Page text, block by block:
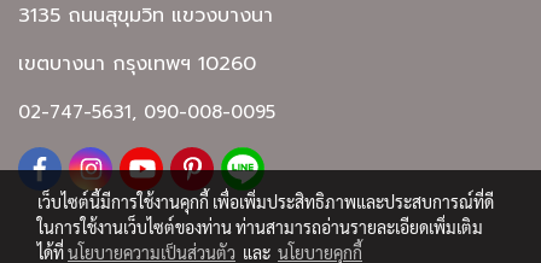
3135 ถนนสุขุมวิท แขวงบางนา
เขตบางนา กรุงเทพฯ 10260
02-747-5631, 090-008-0095
เว็บไซต์นี้มีการใช้งานคุกกี้ เพื่อเพิ่มประสิทธิภาพและประสบการณ์ที่ดี
ในการใช้งานเว็บไซต์ของท่าน ท่านสามารถอ่านรายละเอียดเพิ่มเติม
ได้ที่นโยบายความเป็นส่วนตัว และ นโยบายคุกกี้